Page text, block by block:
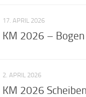
17. APRIL 2026
KM 2026 –
2. APRIL 2026
KM 2026